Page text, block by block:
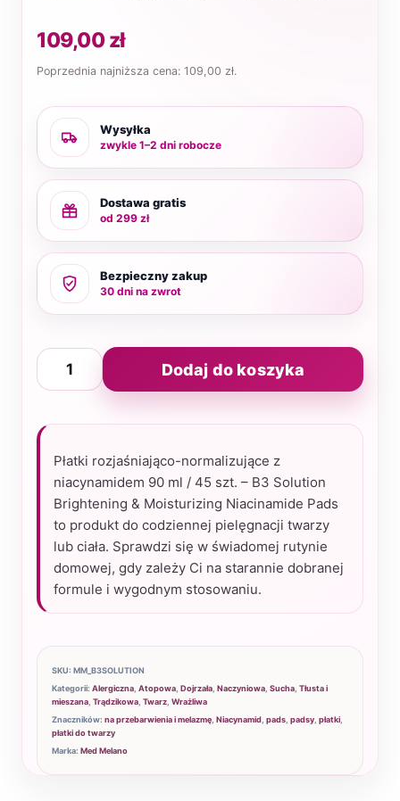
109,00zł
Poprzednia najniższa cena: 109,00 zł.
Płatki rozjaśniająco-normalizujące z
niacynamidem 90 ml / 45 szt. – B3 Solution
Brightening & Moisturizing Niacinamide Pads
to produkt do codziennej pielęgnacji twarzy
lub ciała. Sprawdzi się w świadomej rutynie
domowej, gdy zależy Ci na starannie dobranej
formule i wygodnym stosowaniu.
ilość
B3
płatki
niacynamidem
rozjaśniająco-
normalizujące
90
/
Dodaj do koszyka
Wysyłka
zwykle 1–2 dni robocze
Dostawa gratis
od 299 zł
Bezpieczny zakup
30 dni na zwrot
SKU: MM_B3SOLUTION
Kategorii: Alergiczna Atopowa Dojrzała Naczyniowa Sucha Tłusta i
mieszana Trądzikowa Twarz Wrażliwa
Znaczników: na przebarwienia i melazmę Niacynamid pads padsy płatki
płatki do twarzy
Marka: Med Melano